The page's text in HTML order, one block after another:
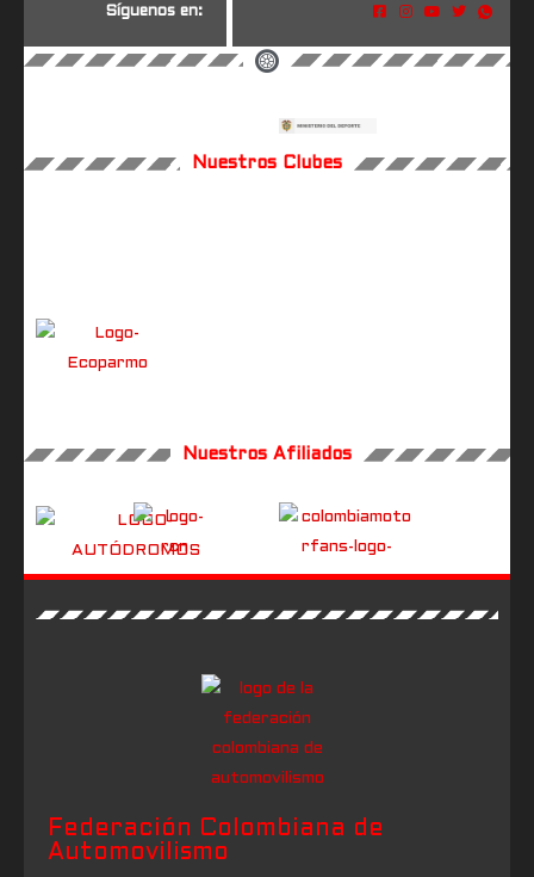
Síguenos en:
Nuestros Clubes
Nuestros Afiliados
Federación Colombiana de
Automovilismo